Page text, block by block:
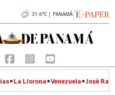
31.6°C | PANAMÁ
La Llorona Venezuela José